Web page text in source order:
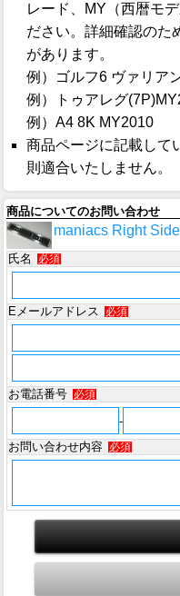
レード、MY（西暦モ
ださい。詳細確認のた
があります。
例）ゴルフ6 ヴァリア
例）トゥアレグ
例）A4 8K MY2010
商品ページに記載して
則適合いたしません。
商品についてのお問い合わせ
maniacs Right
氏名 必須
Eメールアドレス 必須
お電話番号
必須
-
お問い合わせ内容
必須